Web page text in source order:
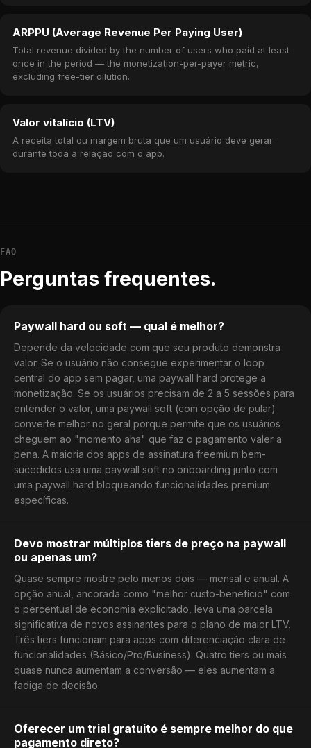
ARPPU (Average Revenue Per Paying User)
Total revenue divided by the number of users who paid at least
once in the period — the monetization-per-payer metric,
excluding free-tier dilution.
Valor vitalício (LTV)
A receita total ou margem bruta que um usuário deve gerar
durante toda a relação com o app.
FAQ
Perguntas frequentes.
Paywall hard ou soft — qual é melhor?
Depende da velocidade com que seu produto demonstra
valor. Se o usuário não consegue experimentar o loop
central do app sem pagar, uma paywall hard protege a
monetização. Se os usuários precisam de 2 a 5 sessões para
entender o valor, uma paywall soft (com opção de pular)
converte melhor no geral porque permite que os usuários
cheguem ao "momento aha" que faz o pagamento valer a
pena. A maioria dos apps de assinatura freemium bem-
sucedidos usa uma paywall soft no onboarding junto com
uma paywall hard bloqueando funcionalidades premium
específicas.
Devo mostrar múltiplos tiers de preço na paywall
ou apenas um?
Quase sempre mostre pelo menos dois — mensal e anual. A
opção anual, ancorada como "melhor custo-benefício" com
o percentual de economia explicitado, leva uma parcela
significativa de novos assinantes para o plano de maior LTV.
Três tiers funcionam para apps com diferenciação clara de
funcionalidades (Básico/Pro/Business). Quatro tiers ou mais
quase nunca aumentam a conversão — eles aumentam a
fadiga de decisão.
Oferecer um trial gratuito é sempre melhor do que
pagamento direto?